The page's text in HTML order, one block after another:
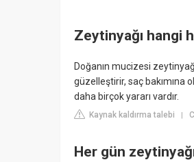
Zeytinyağı hangi
Doğanın mucizesi
güzelleştirir, saç bakımına
daha birçok yararı vardır.
Kaynak kaldırma talebi
Her gün